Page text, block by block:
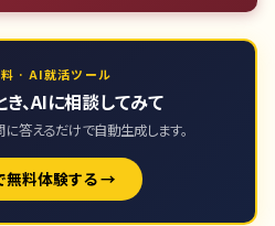
· AI就活ツール
、AIに相談してみて
答えるだけで自動生成します。
無料体験する →